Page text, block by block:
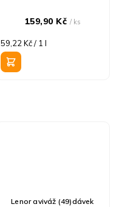
159,90 Kč / ks
Měrná
cena:
59,22 Kč / 1 l
Lenor aviváž (49)dávek